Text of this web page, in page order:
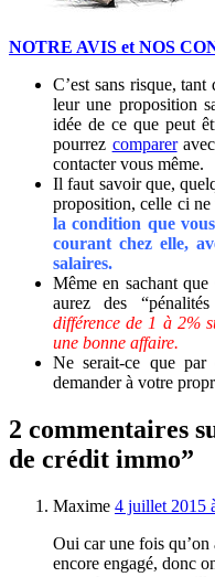
NOTRE AVIS et NOS
C’est sans risque,
leur une proposition
idée de ce que peut
pourrez compareravec
contacter vous même.
Il faut savoir que,
proposition, celle ci ne
la condition que
courant chez elle,
salaires.
Même en sachant
aurez des
différence de 1 à 2%
une bonne affaire.
Ne serait-ce que par
demander à votre
2 commentaires
de crédit immo”
Maxime 4 juillet 2015
Oui car une fois qu’on
encore engagé, donc